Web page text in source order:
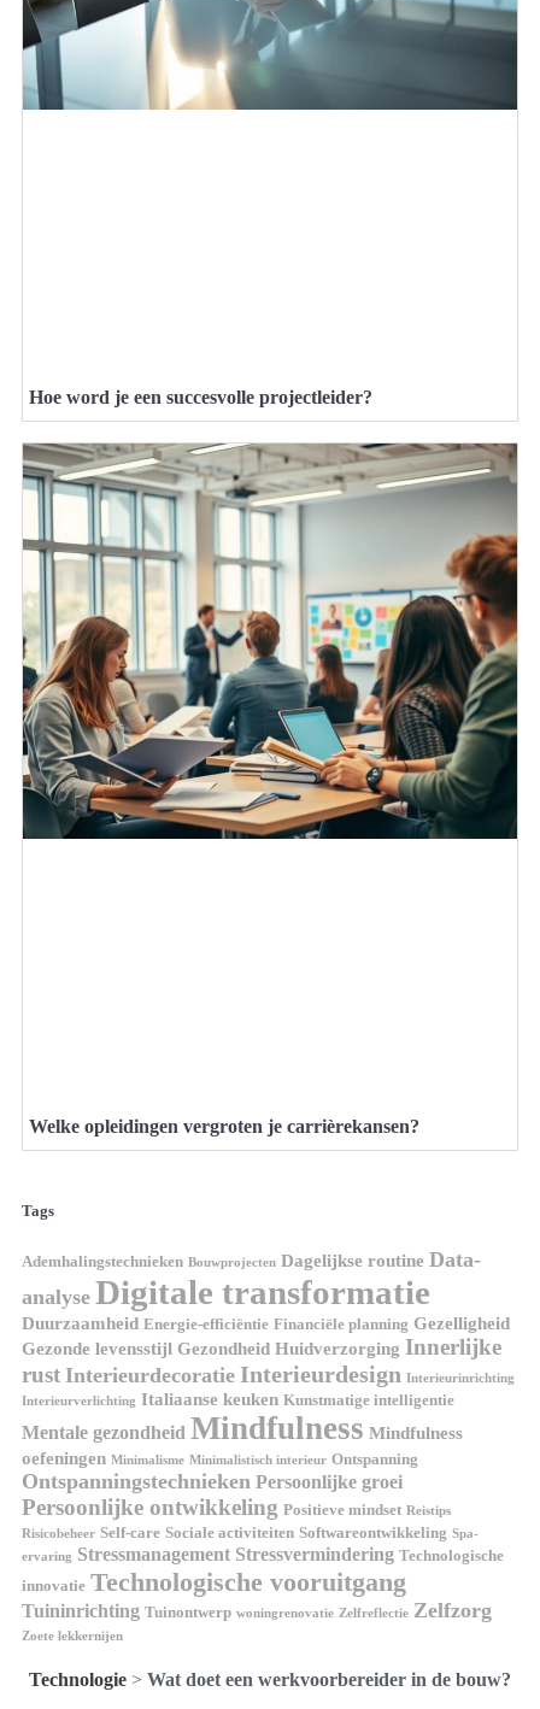
Hoe word je een succesvolle projectleider?
Welke opleidingen vergroten je carrièrekansen?
Tags
Ademhalingstechnieken Bouwprojecten Dagelijkse routine Data-
analyse Digitale transformatie
Duurzaamheid Energie-efficiëntie Financiële planning Gezelligheid
Gezonde levensstijl Gezondheid Huidverzorging Innerlijke
rust Interieurdecoratie Interieurdesign Interieurinrichting
Interieurverlichting Italiaanse keuken Kunstmatige intelligentie
Mentale gezondheid Mindfulness Mindfulness
oefeningen Minimalisme Minimalistisch interieur Ontspanning
Ontspanningstechnieken Persoonlijke groei
Persoonlijke ontwikkeling Positieve mindset Reistips
Risicobeheer Self-care Sociale activiteiten Softwareontwikkeling Spa-
ervaring Stressmanagement Stressvermindering Technologische
innovatie Technologische vooruitgang
Tuininrichting Tuinontwerp woningrenovatie Zelfreflectie Zelfzorg
Zoete lekkernijen
Technologie > Wat doet een werkvoorbereider in de bouw?